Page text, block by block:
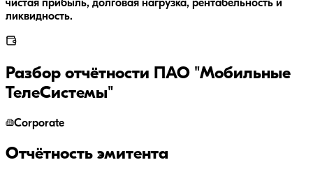
чистая прибыль, долговая нагрузка, рентабельность и
ликвидность.
Разбор отчётности ПАО "Мобильные
ТелеСистемы"
Corporate
Отчётность эмитента